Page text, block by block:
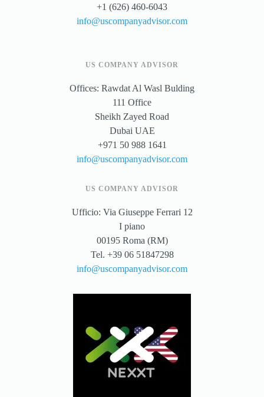
+1 (626) 460-6043
info@uscompanyadvisor.com
US COMPANY ADVISOR
Offices: Rawdat Al Wasl Bulding
111 Office
Sheikh Zayed Road
Dubai UAE
+971 50 988 1641
info@uscompanyadvisor.com
US COMPANY ADVISOR
Ufficio: Via Giuseppe Ferrari 12
I piano
00195 Roma (RM)
Tel. +39 06 51847298
info@uscompanyadvisor.com